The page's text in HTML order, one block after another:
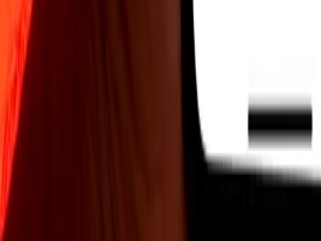
ΕΤΑΙΡΕΙΑ
Σχετικά με εμάς
Θέσεις εργασίας
πράκτορας
ΥΠΟΣΤΗΡΙΞΗ
Πολιτική απορρήτου
Ειδοποίηση για